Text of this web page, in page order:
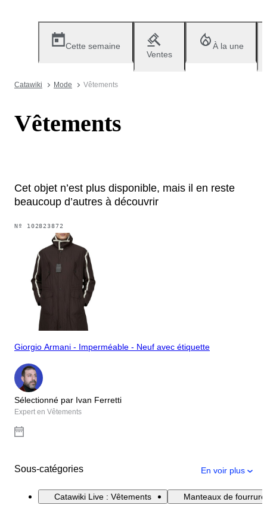
Cette semaine
Ventes
À la une
Catawiki Mode Vêtements
Vêtements
Cet objet n’est plus disponible, mais il en reste
beaucoup d’autres à découvrir
Nº 102823872
Giorgio Armani - Imperméable - Neuf avec étiquette
Sélectionné par Ivan Ferretti
Expert en Vêtements
Sous-catégories En voir plus
Catawiki Live : Vêtements Manteaux de